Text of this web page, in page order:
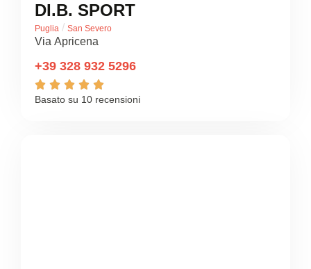
DI.B. SPORT
Puglia / San Severo
Via Apricena
+39 328 932 5296
    
Basato su 10 recensioni